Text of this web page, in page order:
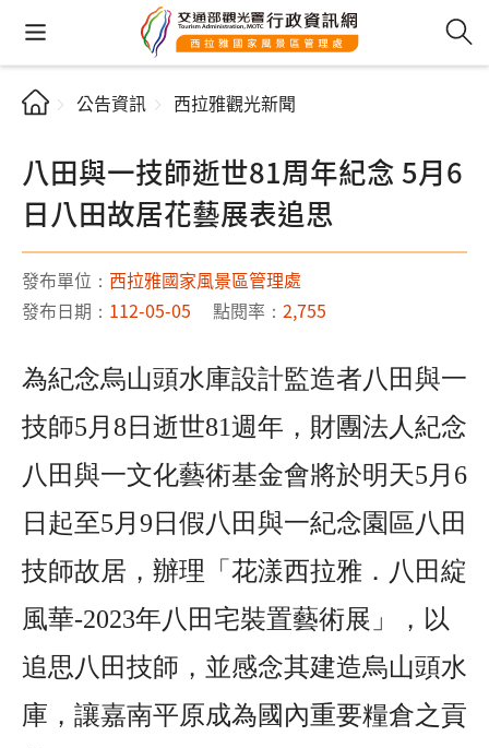
公告資訊 西拉雅觀光新聞
八田與一技師逝世81周年紀念 5月6
日八田故居花藝展表追思
發布單位： 西拉雅國家風景區管理處
發布日期： 112-05-05 點閱率： 2,755
為紀念烏山頭水庫設計監造者八田與一
技師5月8日逝世81週年，財團法人紀念
八田與一文化藝術基金會將於明天5月6
日起至5月9日假八田與一紀念園區八田
技師故居，辦理「花漾西拉雅．八田綻
風華-2023年八田宅裝置藝術展」，以
追思八田技師，並感念其建造烏山頭水
庫，讓嘉南平原成為國內重要糧倉之貢